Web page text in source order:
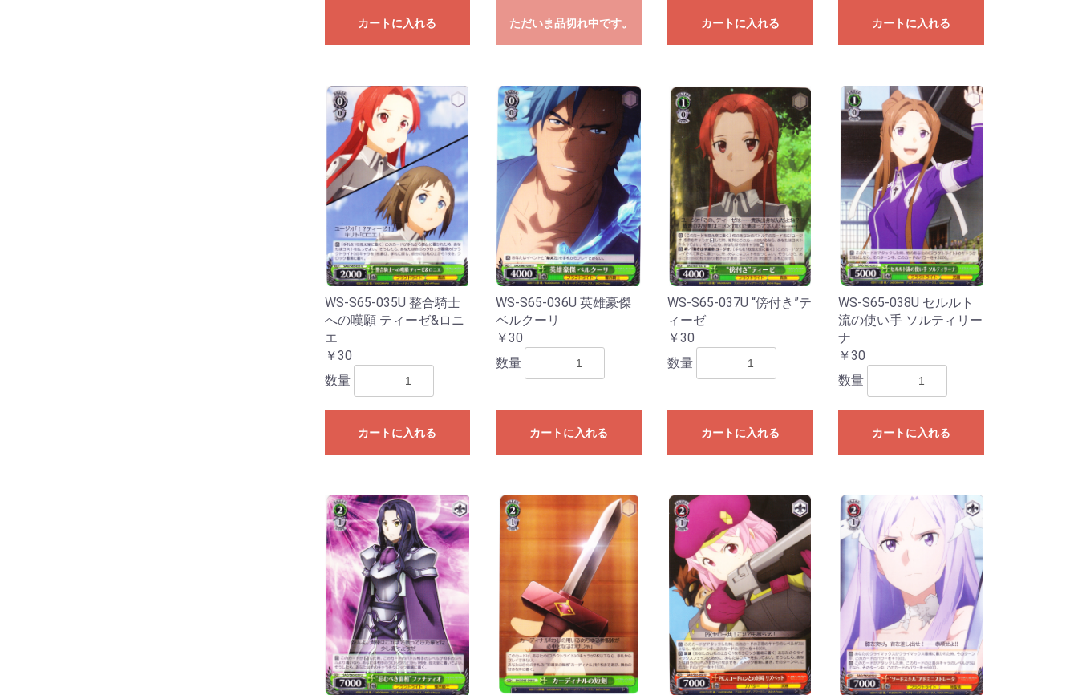
カートに入れる ただいま品切れ中です。 カートに入れる カートに入れる
WS-S65-035U 整合騎士
への嘆願 ティーゼ&ロニ
エ
￥30
数量
カートに入れる
WS-S65-036U 英雄豪傑
ベルクーリ
￥30
数量
カートに入れる
WS-S65-037U “傍付き”テ
ィーゼ
￥30
数量
カートに入れる
WS-S65-038U セルルト
流の使い手 ソルティリー
ナ
￥30
数量
カートに入れる